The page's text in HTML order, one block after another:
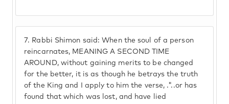
7. Rabbi Shimon said: When the soul of a person
reincarnates, MEANING A SECOND TIME
AROUND, without gaining merits to be changed
for the better, it is as though he betrays the truth
of the King and I apply to him the verse, ."..or has
found that which was lost, and have lied